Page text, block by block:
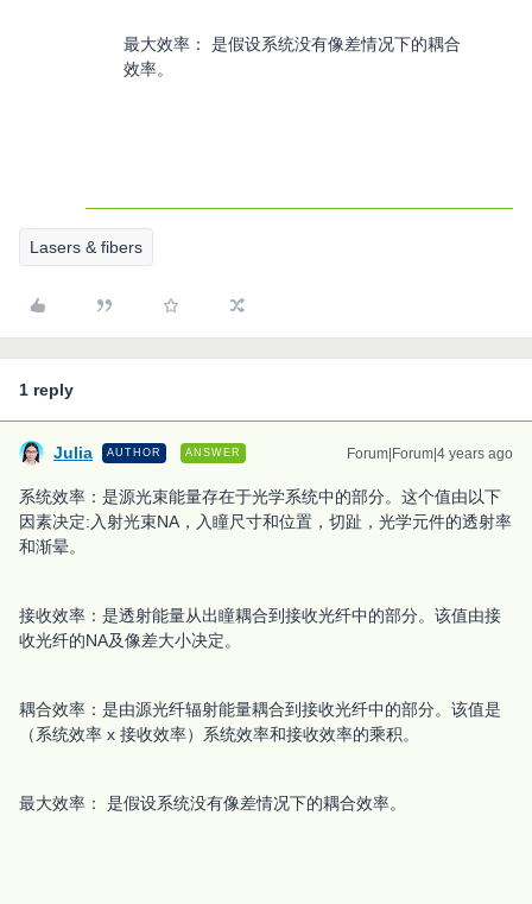
最大效率： 是假设系统没有像差情况下的耦合
效率。
Lasers & fibers
1 reply
Julia AUTHOR ANSWER Forum|Forum|4 years ago
系统效率：是源光束能量存在于光学系统中的部分。这个值由以下
因素决定:入射光束NA，入瞳尺寸和位置，切趾，光学元件的透射率
和渐晕。
接收效率：是透射能量从出瞳耦合到接收光纤中的部分。该值由接
收光纤的NA及像差大小决定。
耦合效率：是由源光纤辐射能量耦合到接收光纤中的部分。该值是
（系统效率 x 接收效率）系统效率和接收效率的乘积。
最大效率： 是假设系统没有像差情况下的耦合效率。